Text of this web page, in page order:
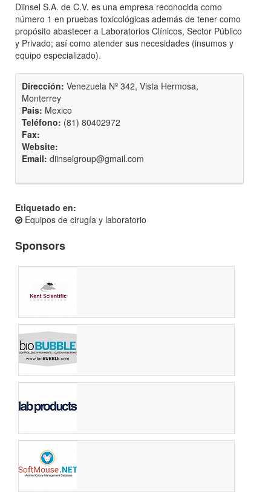
Diinsel S.A. de C.V. es una empresa reconocida como
número 1 en pruebas toxicológicas además de tener como
propósito abastecer a Laboratorios Clínicos, Sector Público
y Privado; así como atender sus necesidades (insumos y
equipo especializado).
Dirección: Venezuela Nº 342, Vista Hermosa,
Monterrey
Pais: Mexico
Teléfono: (81) 80402972
Fax:
Website:
Email: diinselgroup@gmail.com
Etiquetado en:
Equipos de cirugía y laboratorio
Sponsors